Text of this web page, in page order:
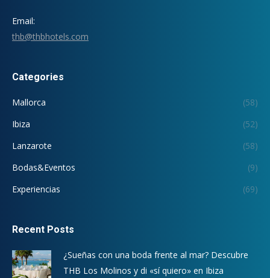
Email:
thb@thbhotels.com
Categories
Mallorca
(58)
Ibiza
(52)
Lanzarote
(58)
Bodas&Eventos
(9)
Experiencias
(69)
Recent Posts
¿Sueñas con una boda frente al mar? Descubre
THB Los Molinos y di «sí quiero» en Ibiza